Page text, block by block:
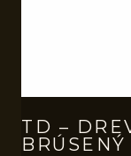
TD –